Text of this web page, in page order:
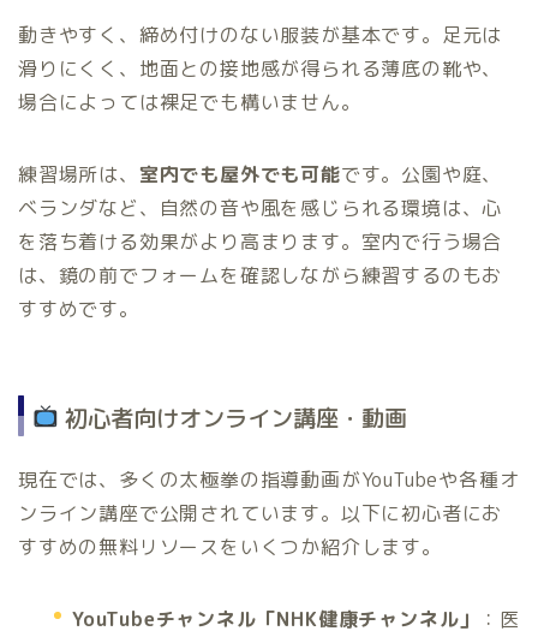
動きやすく、締め付けのない服装が基本です。足元は
滑りにくく、地面との接地感が得られる薄底の靴や、
場合によっては裸足でも構いません。
練習場所は、 室内でも屋外でも可能です。公園や庭、
ベランダなど、自然の音や風を感じられる環境は、心
を落ち着ける効果がより高まります。室内で行う場合
は、鏡の前でフォームを確認しながら練習するのもお
すすめです。
初心者向けオンライン講座・動画
現在では、多くの太極拳の指導動画がYouTubeや各種オ
ンライン講座で公開されています。以下に初心者にお
すすめの無料リソースをいくつか紹介します。
YouTubeチャンネル「NHK健康チャンネル」
：医